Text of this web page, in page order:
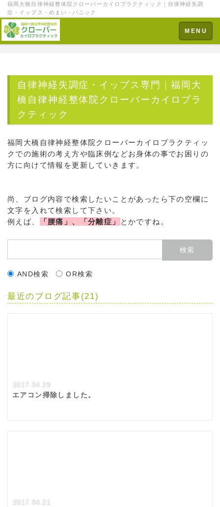
福岡大橋自律神経整体院クローバーカイロプラクティック｜自律神経失調
症・イップス・めまい・パニック
Toggle
navigation
MENU
自律神経失調症・イップス専門｜福岡大
橋自律神経整体院クローバーカイロプラ
クティック
福岡大橋自律神経整体院クローバーカイロプラクティッ
クでの施術の考え方や臨床例などお身体の事でお困りの
方に向けて情報を更新していきます。
尚、ブログ内容で検索したいことがあったら下の空欄に
文字を入れて検索して下さい。
例えば、
「腰痛」、「分離症」 とかですね。
AND検索 OR検索
最近のブログ記事(21)
2017.04.29
エアコン掃除しました。
2017.04.21